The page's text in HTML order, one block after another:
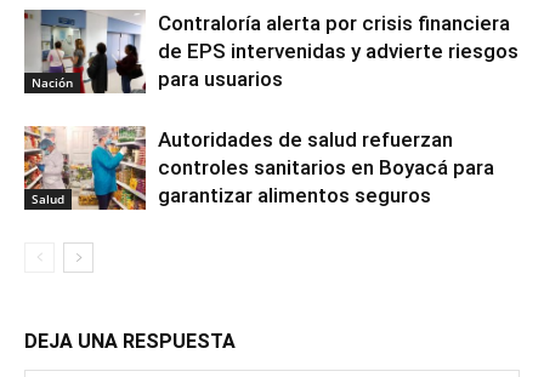
Nación
Contraloría alerta por crisis financiera
de EPS intervenidas y advierte riesgos
para usuarios
Salud
Autoridades de salud refuerzan
controles sanitarios en Boyacá para
garantizar alimentos seguros
DEJA UNA RESPUESTA